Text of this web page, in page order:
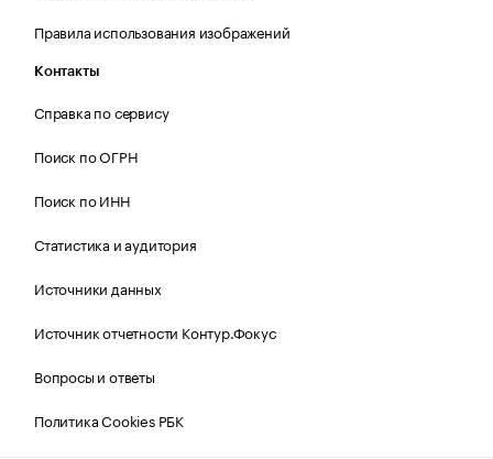
Правила использования изображений
Контакты
Справка по сервису
Поиск по ОГРН
Поиск по ИНН
Статистика и аудитория
Источники данных
Источник отчетности Контур.Фокус
Вопросы и ответы
Политика Cookies РБК